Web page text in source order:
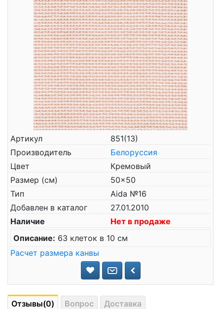
Артикул
851(13)
Производитель
Белоруссия
Цвет
Кремовый
Размер (см)
50x50
Тип
Aida №16
Добавлен в каталог
27.01.2010
Наличие
Нет в продаже
Описание: 63 клеток в 10 см
Расчет размера канвы
Отзывы(0) Вопрос Доставка